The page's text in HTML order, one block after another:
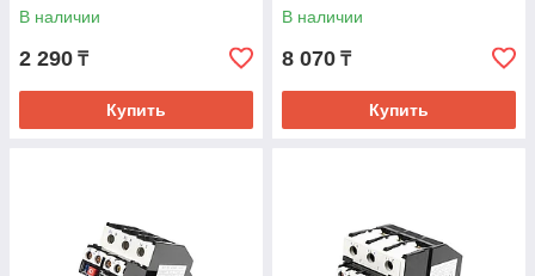
В наличии
2 290 ₸
Купить
В наличии
8 070 ₸
Купить